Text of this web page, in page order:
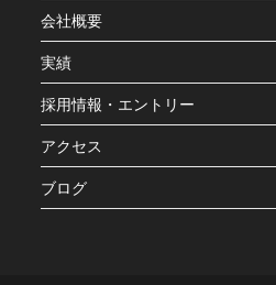
会社概要
実績
採用情報・エントリー
アクセス
ブログ